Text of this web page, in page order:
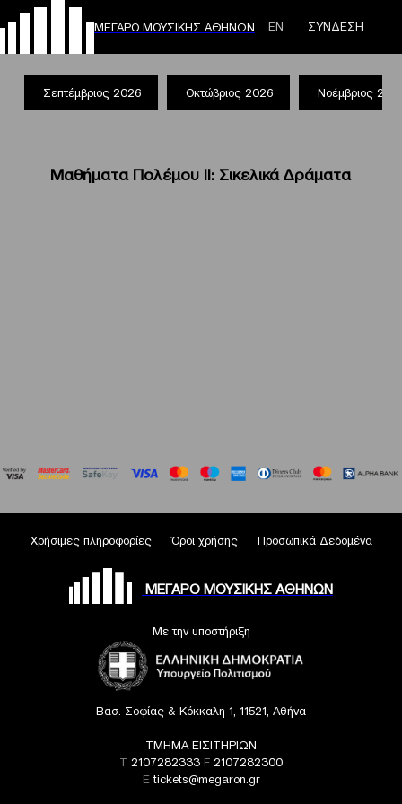
ΜΕΓΑΡΟ ΜΟΥΣΙΚΗΣ ΑΘΗΝΩΝ ΕΝ ΣΥΝΔΕΣΗ
Σεπτέμβριος 2026 Οκτώβριος 2026 Νοέμβριος
Μαθήματα Πολέμου ΙΙ: Σικελικά Δράματα
Χρήσιμες πληροφορίες Όροι χρήσης Προσωπικά Δεδομένα
ΜΕΓΑΡΟ ΜΟΥΣΙΚΗΣ ΑΘΗΝΩΝ
Με την υποστήριξη
Βασ. Σοφίας & Κόκκαλη 1, 11521, Αθήνα
ΤΜΗΜΑ ΕΙΣΙΤΗΡΙΩΝ
T 2107282333 F 2107282300
Etickets@megaron.gr